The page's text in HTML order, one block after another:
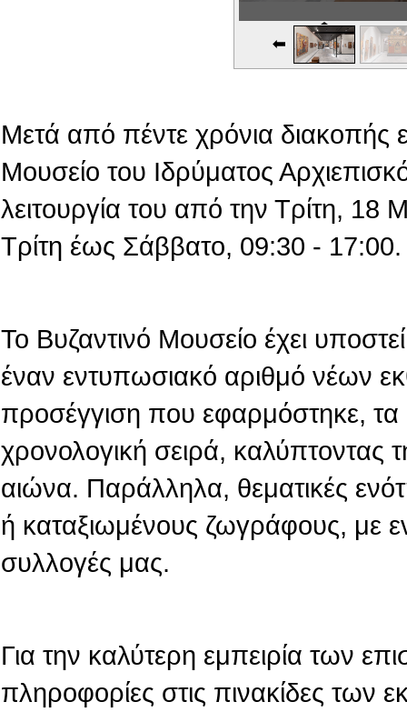
Μετά από πέντε χρόνια διακοπής
Μουσείο του Ιδρύματος
λειτουργία του από την Τρίτη,
Τρίτη έως Σάββατο, 09:30 - 17:00.
Το Βυζαντινό Μουσείο έχει υποστεί
έναν εντυπωσιακό αριθμό νέων
προσέγγιση που εφαρμόστηκε, τα
χρονολογική σειρά, καλύπτοντας
αιώνα. Παράλληλα, θεματικές
ή καταξιωμένους ζωγράφους, με
συλλογές μας.
Για την καλύτερη εμπειρία των
πληροφορίες στις πινακίδες των